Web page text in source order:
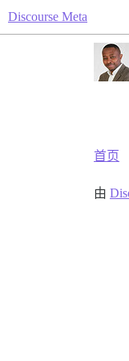
Discourse Meta
首页
由